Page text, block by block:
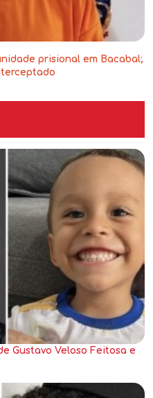
prisional em Bacabal;
Gustavo Veloso Feitosa e